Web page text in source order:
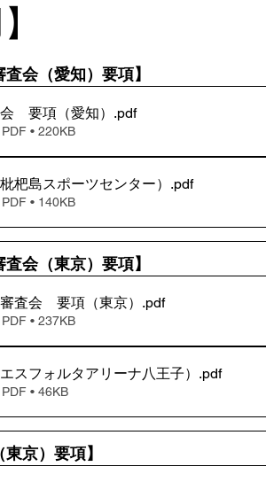
査会（愛知）要項】
要項（愛知） .pdf
• 220KB
杷島スポーツセンター） .pdf
• 140KB
査会（東京）要項】
査会 要項（東京） .pdf
• 237KB
スフォルタアリーナ八王子） .pdf
• 46KB
京）要項】